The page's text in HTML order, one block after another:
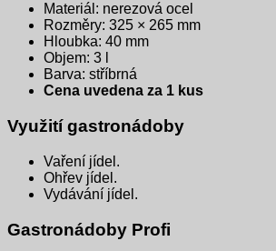
Materiál: nerezová ocel
Rozměry: 325 × 265 mm
Hloubka: 40 mm
Objem: 3 l
Barva: stříbrná
Cena uvedena za 1 kus
Využití gastronádoby
Vaření jídel.
Ohřev jídel.
Vydávání jídel.
Gastronádoby Profi